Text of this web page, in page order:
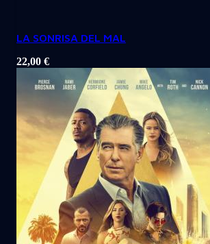
LA SONRISA DEL MAL
22,00 €